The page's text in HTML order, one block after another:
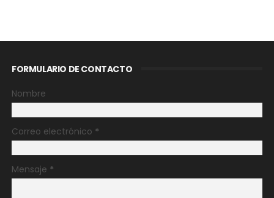
FORMULARIO DE CONTACTO
Nombre
Correo electrónico *
Mensaje *